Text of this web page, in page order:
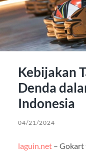
Kebijakan
Denda
Indonesia
04/21/2024
laguin.net– Gokart